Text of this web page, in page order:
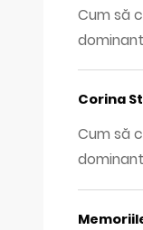
Cum să
Corina
Cum să